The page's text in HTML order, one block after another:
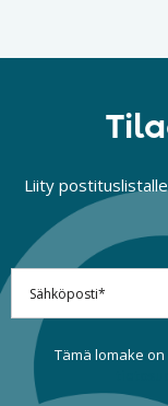
Liity
Tämä lomake on